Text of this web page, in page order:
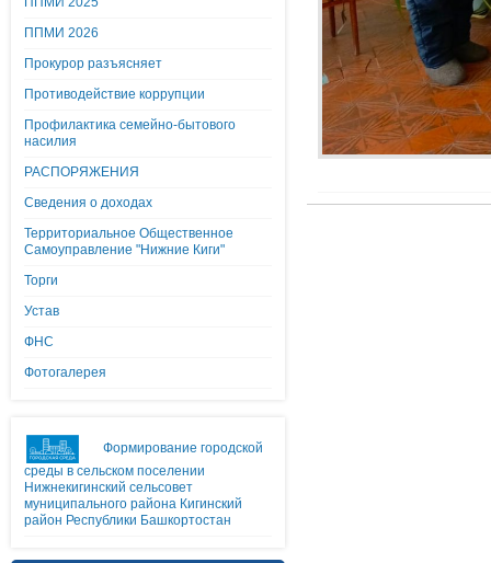
ППМИ 2026
Прокурор разъясняет
Противодействие коррупции
Профилактика семейно-бытового
насилия
РАСПОРЯЖЕНИЯ
Сведения о доходах
Территориальное Общественное
Самоуправление "Нижние Киги"
Торги
Устав
ФНС
Фотогалерея
Формирование городской
среды в сельском поселении
Нижнекигинский сельсовет
муниципального района Кигинский
район Республики Башкортостан